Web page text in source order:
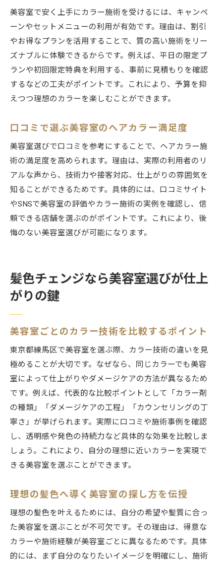
美容室で安く上手にカラー施術を受けるには、キャンペ
ーンやセットメニューの利用が有効です。理由は、割引
やお得なプランを活用することで、質の高い施術をリー
ズナブルに体験できるからです。例えば、平日の限定プ
ランや初回限定特典を利用する、事前に見積もりを確認
するなどの工夫がポイントです。これにより、予算を抑
えつつ理想のカラーを楽しむことができます。
口コミで選ぶ美容室のヘアカラー満足度
美容室選びで口コミを参考にすることで、ヘアカラー施
術の満足度を高められます。理由は、実際の利用者のリ
アルな声から、技術力や接客対応、仕上がりの雰囲気を
知ることができるためです。具体的には、口コミサイト
やSNSで美容室の評価やカラー施術の実例を確認し、信
頼できる店舗を選ぶのがポイントです。これにより、後
悔のない美容室選びが可能になります。
髪色チェンジなら美容室選びが仕上
がりの鍵
美容室ごとのカラー技術を比較するポイント
東京都練馬区で美容室を選ぶ際、カラー技術の違いを見
極めることが大切です。なぜなら、同じカラーでも美容
室によって仕上がりやダメージケアの方法が異なるため
です。例えば、代表的な比較ポイントとして「カラー剤
の種類」「ダメージケアの工程」「カウンセリングの丁
寧さ」が挙げられます。実際に口コミや施術事例を確認
し、透明感や発色の持続力など具体的な効果を比較しま
しょう。これにより、自分の理想に近いカラーを実現で
きる美容室を選ぶことができます。
理想の髪色へ導く美容室の探し方を伝授
理想の髪色を叶えるためには、自分の希望や髪質に合っ
た美容室を選ぶことが不可欠です。その理由は、得意な
カラーや施術経験が美容室ごとに異なるためです。具体
的には、まず自分のなりたいイメージを明確にし、施術